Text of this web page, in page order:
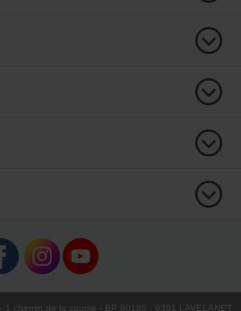
- 1 chemin de la coume - BP 90185 - 9301 LAVELANET